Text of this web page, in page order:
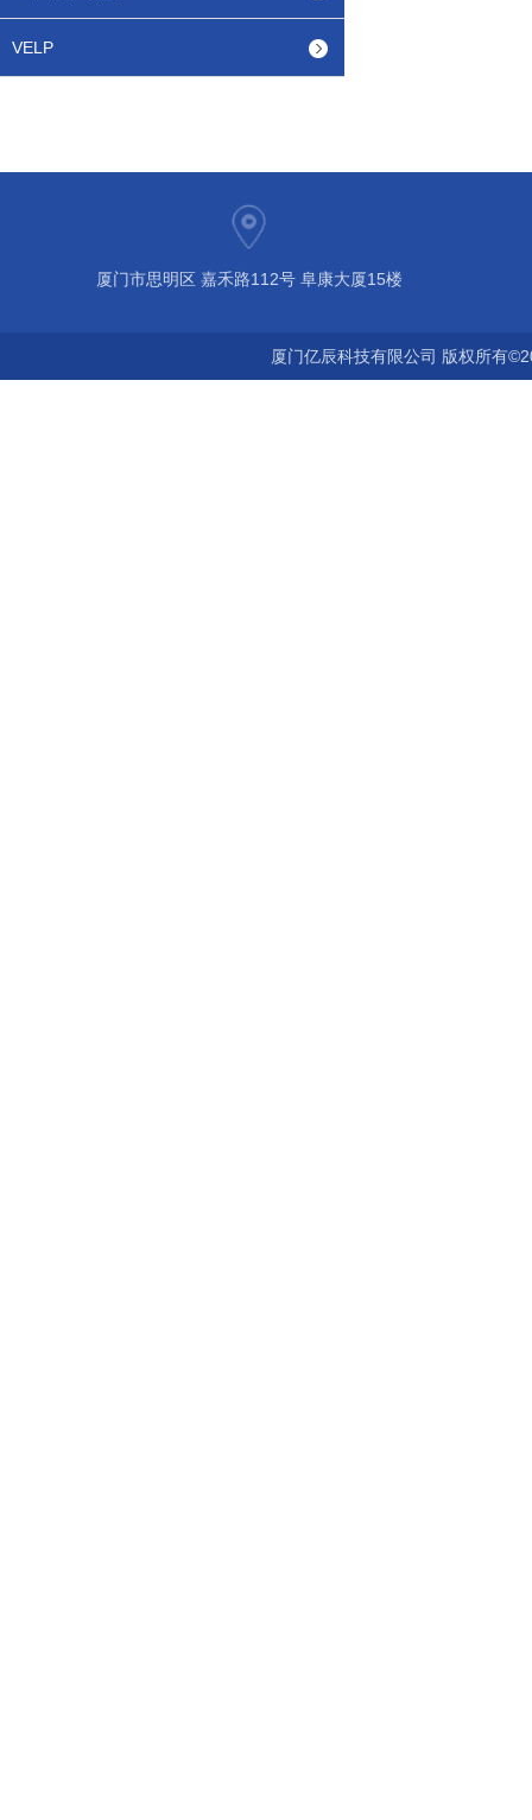
VELP
厦门市思明区 嘉禾路112号 阜康大厦15楼
厦门亿辰科技有限公司 版权所有